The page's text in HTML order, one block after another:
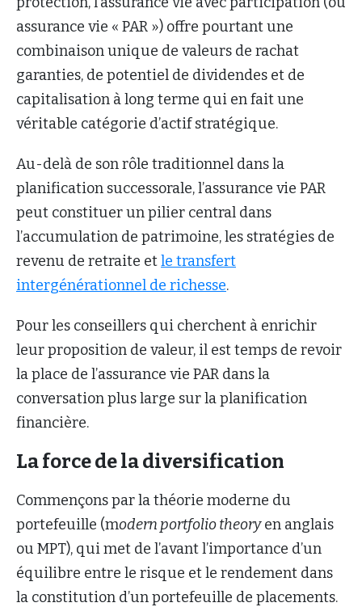
assurance vie « PAR ») offre pourtant une
combinaison unique de valeurs de rachat
garanties, de potentiel de dividendes et de
capitalisation à long terme qui en fait une
véritable catégorie d’actif stratégique.
Au-delà de son rôle traditionnel dans la
planification successorale, l’assurance vie PAR
peut constituer un pilier central dans
l’accumulation de patrimoine, les stratégies de
revenu de retraite etle transfert
intergénérationnel de richesse.
Pour les conseillers qui cherchent à enrichir
leur proposition de valeur, il est temps de revoir
la place de l’assurance vie PAR dans la
conversation plus large sur la planification
financière.
La force de la diversification
Commençons par la théorie moderne du
portefeuille (modern portfolio theoryen anglais
ou MPT), qui met de l’avant l’importance d’un
équilibre entre le risque et le rendement dans
la constitution d’un portefeuille de placements.